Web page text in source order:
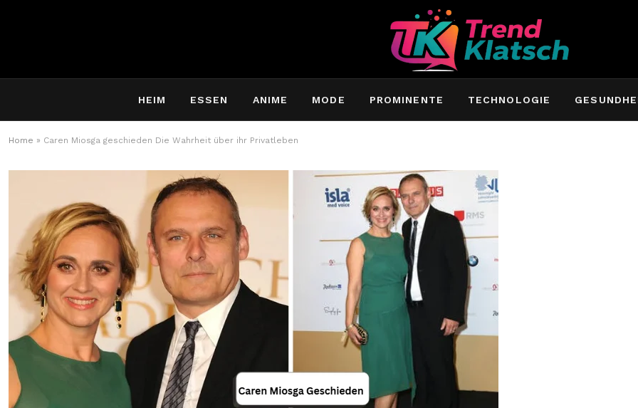
HEIM ESSEN ANIME MODE PROMINENTE TECHNOLOGIE
Home » Caren Miosga geschieden Die Wahrheit über ihr Privatleben